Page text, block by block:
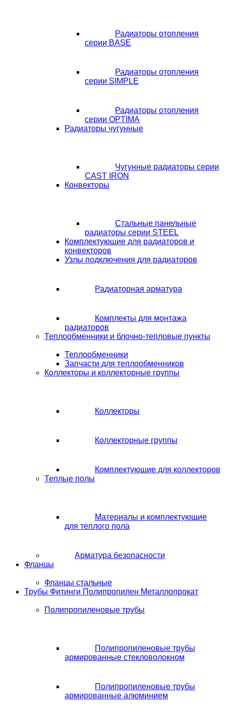
Радиаторы отопления
серии BASE
Радиаторы отопления
серии SIMPLE
Радиаторы отопления
серии OPTIMA
Радиаторы чугунные
Чугунные радиаторы серии
CAST IRON
Конвекторы
Стальные панельные
радиаторы серии STEEL
Комплектующие для радиаторов и
конвекторов
Узлы подключения для радиаторов
Радиаторная арматура
Комплекты для монтажа
радиаторов
Теплообменники и блочно-тепловые пункты
Теплообменники
Запчасти для теплообменников
Коллекторы и коллекторные группы
Коллекторы
Коллекторные группы
Комплектующие для коллекторов
Теплые полы
Материалы и комплектующие
для теплого пола
Арматура безопасности
Фланцы
Фланцы стальные
Трубы Фитинги Полипропилен Металлопрокат
Полипропиленовые трубы
Полипропиленовые трубы
армированные стекловолокном
Полипропиленовые трубы
армированные алюминием